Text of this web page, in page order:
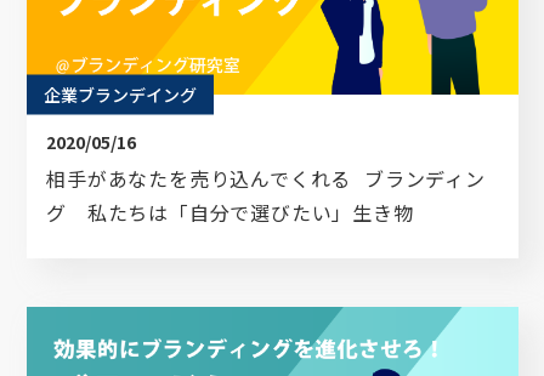
企業ブランデイング
2020/05/16
相手があなたを売り込んでくれる ブランディン
グ 私たちは「自分で選びたい」生き物